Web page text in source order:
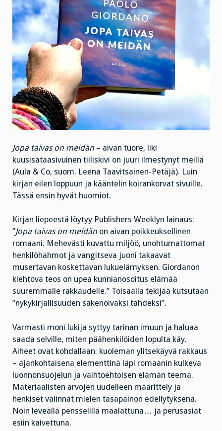
Jopa taivas on meidän – aivan tuore, liki
kuusisataasivuinen tiiliskivi on juuri ilmestynyt meillä
(Aula & Co, suom. Leena Taavitsainen-Petäjä). Luin
kirjan eilen loppuun ja kääntelin koirankorvat sivuille.
Tässä ensin hyvät huomiot.
Kirjan liepeestä löytyy Publishers Weeklyn lainaus:
”Jopa taivas on meidän on aivan poikkeuksellinen
romaani. Mehevästi kuvattu miljöö, unohtumattomat
henkilöhahmot ja vangitseva juoni takaavat
musertavan koskettavan lukuelämyksen. Giordanon
kiehtova teos on upea kunnianosoitus elämää
suuremmalle rakkaudelle.” Toisaalla tekijää kutsutaan
”nykykirjallisuuden säkenöiväksi tähdeksi”.
Varmasti moni lukija syttyy tarinan imuun ja haluaa
saada selville, miten päähenkilöiden lopulta käy.
Aiheet ovat kohdallaan: kuoleman ylitsekäyvä rakkaus
– ajankohtaisena elementtinä läpi romaanin kulkeva
luonnonsuojelun ja vaihtoehtoisen elämän teema.
Materiaalisten arvojen uudelleen määrittely ja
henkiset valinnat mielen tasapainon edellytyksenä.
Noin leveällä pensselillä maalattuna… ja perusasiat
esiin kaivettuna.